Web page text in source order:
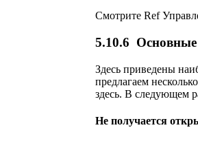
Смотрите Ref
5.10.6
Здесь приведены
предлагаем
здесь. В следующем
Не получается